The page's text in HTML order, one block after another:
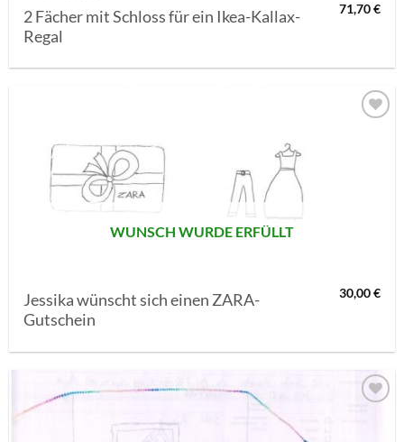
2 Fächer mit Schloss für ein Ikea-Kallax-
Regal
71,70€
WUNSCH WURDE ERFÜLLT
Jessika wünscht sich einen ZARA-
Gutschein
30,00€